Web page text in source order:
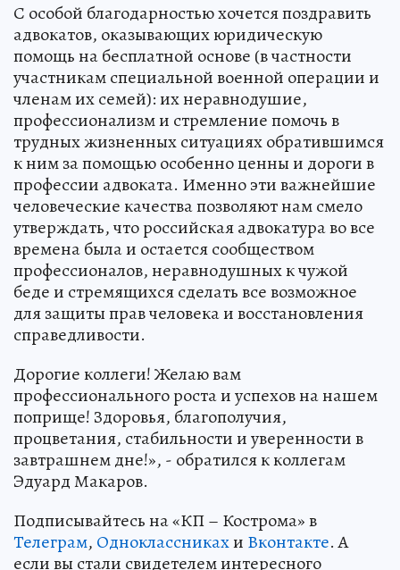
С особой благодарностью хочется поздравить
адвокатов, оказывающих юридическую
помощь на бесплатной основе (в частности
участникам специальной военной операции и
членам их семей): их неравнодушие,
профессионализм и стремление помочь в
трудных жизненных ситуациях обратившимся
к ним за помощью особенно ценны и дороги в
профессии адвоката. Именно эти важнейшие
человеческие качества позволяют нам смело
утверждать, что российская адвокатура во все
времена была и остается сообществом
профессионалов, неравнодушных к чужой
беде и стремящихся сделать все возможное
для защиты прав человека и восстановления
справедливости.
Дорогие коллеги! Желаю вам
профессионального роста и успехов на нашем
поприще! Здоровья, благополучия,
процветания, стабильности и уверенности в
завтрашнем дне!», - обратился к коллегам
Эдуард Макаров.
Подписывайтесь на «КП – Кострома» в
Телеграм, Одноклассникахи Вконтакте. А
если вы стали свидетелем интересного